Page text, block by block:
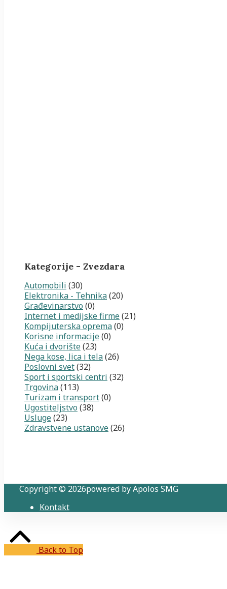
Kategorije - Zvezdara
Automobili (30)
Elektronika - Tehnika(20)
Građevinarstvo (0)
Internet i medijske firme(21)
Kompijuterska oprema(0)
Korisne informacije(0)
Kuća i dvorište(23)
Nega kose, lica i tela(26)
Poslovni svet(32)
Sport i sportski centri (32)
Trgovina(113)
Turizam i transport(0)
Ugostiteljstvo (38)
Usluge(23)
Zdravstvene ustanove(26)
Copyright © 2026powered by Apolos SMG
Kontakt
Back to Top